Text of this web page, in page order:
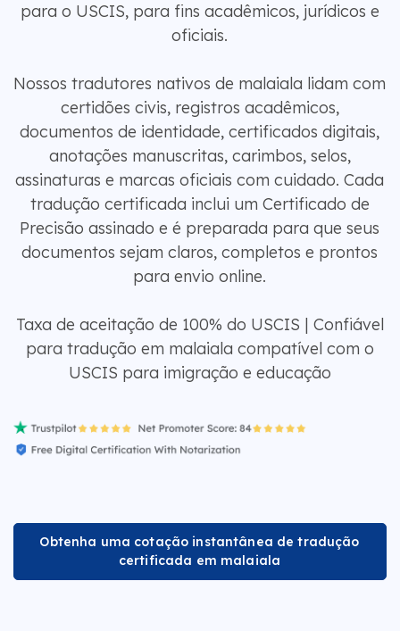
para o USCIS, para fins acadêmicos, jurídicos e
oficiais.
Nossos tradutores nativos de malaiala lidam com
certidões civis, registros acadêmicos,
documentos de identidade, certificados digitais,
anotações manuscritas, carimbos, selos,
assinaturas e marcas oficiais com cuidado. Cada
tradução certificada inclui um Certificado de
Precisão assinado e é preparada para que seus
documentos sejam claros, completos e prontos
para envio online.
Taxa de aceitação de 100% do USCIS | Confiável
para tradução em malaiala compatível com o
USCIS para imigração e educação
Obtenha uma cotação instantânea de tradução
certificada em malaiala